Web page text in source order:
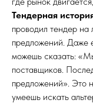
Тендерная
проводил тендер на
предложений. Даже
можешь сказать:
поставщиков.
предложений». Это
умеешь искать